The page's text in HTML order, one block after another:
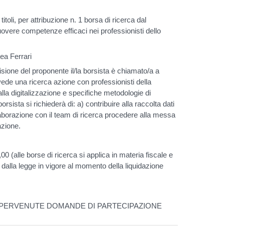
per attribuzione n. 1 borsa di ricerca dal
competenze efficaci nei professionisti dello
Ferrari
del proponente il/la borsista è chiamato/a a
una ricerca azione con professionisti della
digitalizzazione e specifiche metodologie di
si richiederà di: a) contribuire alla raccolta dati
con il team di ricerca procedere alla messa
(alle borse di ricerca si applica in materia fiscale e
legge in vigore al momento della liquidazione
DOMANDE DI PARTECIPAZIONE